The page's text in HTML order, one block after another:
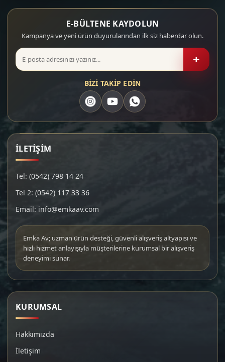
E-BÜLTENE KAYDOLUN
Kampanya ve yeni ürün duyurularından ilk siz haberdar olun.
+
BİZİ TAKİP EDİN
İLETİŞİM
Tel: (0542) 798 14 24
Tel 2: (0542) 117 33 36
Email: info@emkaav.com
Emka Av; uzman ürün desteği, güvenli alışveriş altyapısı ve
hızlı hizmet anlayışıyla müşterilerine kurumsal bir alışveriş
deneyimi sunar.
KURUMSAL
Hakkımızda
İletişim